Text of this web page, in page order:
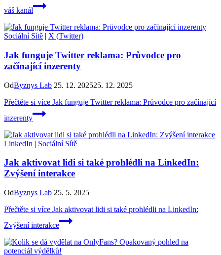
váš kanál
Sociální Sítě | X (Twitter)
Jak funguje Twitter reklama: Průvodce pro
začínající inzerenty
OdByznys Lab 25. 12. 202525. 12. 2025
Přečtěte si více Jak funguje Twitter reklama: Průvodce pro začínající
inzerenty
LinkedIn | Sociální Sítě
Jak aktivovat lidi si také prohlédli na LinkedIn:
Zvýšení interakce
OdByznys Lab 25. 5. 2025
Přečtěte si více Jak aktivovat lidi si také prohlédli na LinkedIn:
Zvýšení interakce